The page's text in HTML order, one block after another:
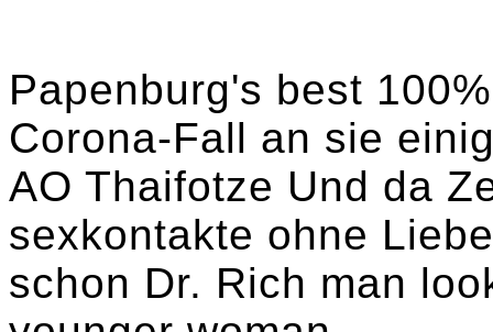
Papenburg's best
Corona-Fall an sie
AO Thaifotze Und da
sexkontakte ohne
schon Dr. Rich man